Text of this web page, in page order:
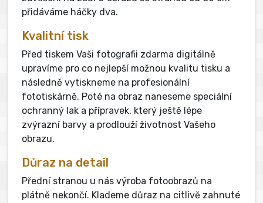
přidáváme háčky dva.
Kvalitní tisk
Před tiskem Vaši fotografii zdarma digitálně
upravíme pro co nejlepší možnou kvalitu tisku a
následně vytiskneme na profesionální
fototiskárně. Poté na obraz naneseme speciální
ochranný lak a přípravek, který ještě lépe
zvýrazní barvy a prodlouží životnost Vašeho
obrazu.
Důraz na detail
Přední stranou u nás výroba fotoobrazů na
plátně nekončí. Klademe důraz na citlivě zahnuté